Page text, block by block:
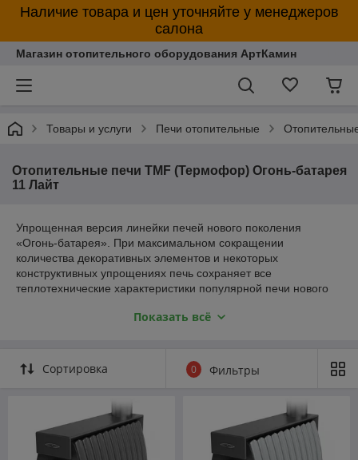
Наличие товара и цен уточняйте у менеджеров
салона
Магазин отопительного оборудования АртКамин
Товары и услуги Печи отопительные
Отопительные печи TMF (Термофор) Огонь-батарея
11 Лайт
Упрощенная версия линейки печей нового поколения
«Огонь-батарея». При максимальном сокращении
количества декоративных элементов и некоторых
конструктивных упрощениях печь сохраняет все
теплотехнические характеристики популярной печи нового
длительного непрерывного горения. Сменная защита
защита легко меняется на новую в домашних условиях.
Герметичный зольник с замком исключает
неконтролируемый подсос воздуха на колосник. Тонкая
Показать всё
Сортировка 0 Фильтры